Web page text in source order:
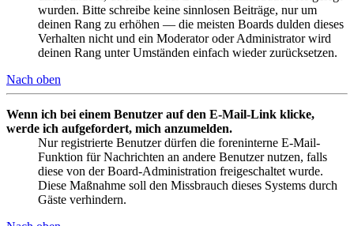
wurden. Bitte schreibe keine sinnlosen Beiträge, nur um
deinen Rang zu erhöhen — die meisten Boards dulden dieses
Verhalten nicht und ein Moderator oder Administrator wird
deinen Rang unter Umständen einfach wieder zurücksetzen.
Nach oben
Wenn ich bei einem Benutzer auf den E-Mail-Link klicke,
werde ich aufgefordert, mich anzumelden.
Nur registrierte Benutzer dürfen die foreninterne E-Mail-
Funktion für Nachrichten an andere Benutzer nutzen, falls
diese von der Board-Administration freigeschaltet wurde.
Diese Maßnahme soll den Missbrauch dieses Systems durch
Gäste verhindern.